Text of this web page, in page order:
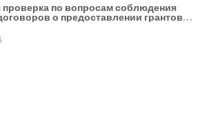
по вопросам соблюдения
о предоставлении грантов
SRL Lisokam-Fam